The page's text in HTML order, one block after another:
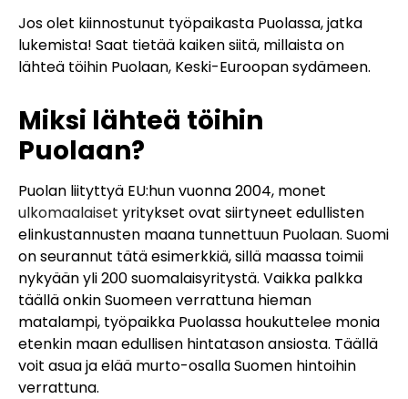
Jos olet kiinnostunut työpaikasta Puolassa, jatka
lukemista! Saat tietää kaiken siitä, millaista on
lähteä töihin Puolaan, Keski-Euroopan sydämeen.
Miksi lähteä töihin
Puolaan?
Puolan liityttyä EU:hun vuonna 2004, monet
ulkomaalaiset yritykset ovat siirtyneet edullisten
elinkustannusten maana tunnettuun Puolaan. Suomi
on seurannut tätä esimerkkiä, sillä maassa toimii
nykyään yli 200 suomalaisyritystä. Vaikka palkka
täällä onkin Suomeen verrattuna hieman
matalampi, työpaikka Puolassa houkuttelee monia
etenkin maan edullisen hintatason ansiosta. Täällä
voit asua ja elää murto-osalla Suomen hintoihin
verrattuna.